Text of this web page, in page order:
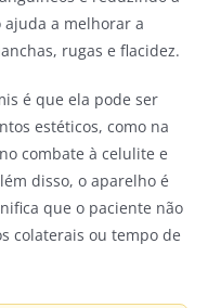
ajuda a melhorar a
rugas e flacidez.
é que ela pode ser
estéticos, como na
combate à celulite e
disso, o aparelho é
que o paciente não
colaterais ou tempo de